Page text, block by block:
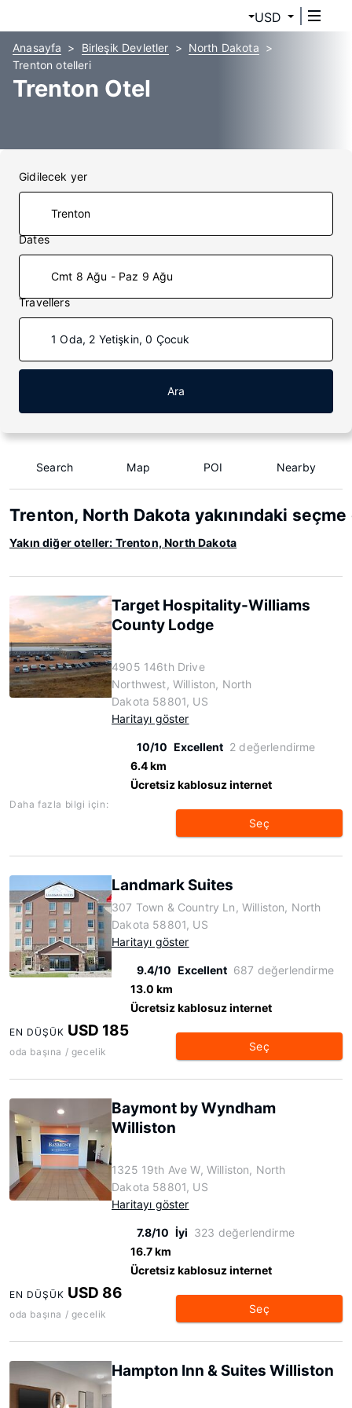
USD
Anasayfa Birleşik Devletler
North Dakota
Trenton otelleri
Trenton Otel
Gidilecek yer
Dates
Cmt 8 Ağu - Paz 9 Ağu
Travellers
1 Oda, 2 Yetişkin, 0 Çocuk
Ara
Search Map POI Nearby
Trenton, North Dakota yakınındaki
Yakın diğer oteller: Trenton, North Dakota
Target Hospitality-Williams
County Lodge
4905 146th Drive
Northwest, Williston, North
Dakota 58801, US
Haritayı göster
10/10 Excellent 2 değerlendirme
6.4 km
Ücretsiz kablosuz internet
Daha fazla bilgi için:
Seç
Landmark Suites
307 Town & Country Ln, Williston, North
Dakota 58801, US
Haritayı göster
9.4/10 Excellent 687 değerlendirme
13.0 km
Ücretsiz kablosuz internet
EN DÜŞÜK USD 185
oda başına / gecelik Seç
Baymont by Wyndham
Williston
1325 19th Ave W, Williston, North
Dakota 58801, US
Haritayı göster
7.8/10 İyi 323 değerlendirme
16.7 km
Ücretsiz kablosuz internet
EN DÜŞÜK USD 86
oda başına / gecelik Seç
Hampton Inn & Suites Williston